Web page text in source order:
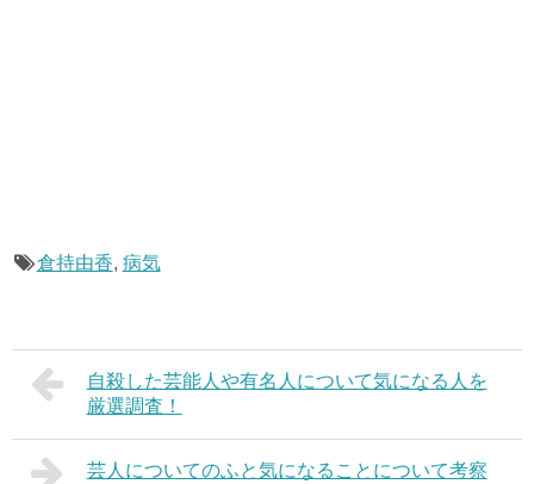
倉持由香, 病気
自殺した芸能人や有名人について気になる人を
厳選調査！
芸人についてのふと気になることについて考察